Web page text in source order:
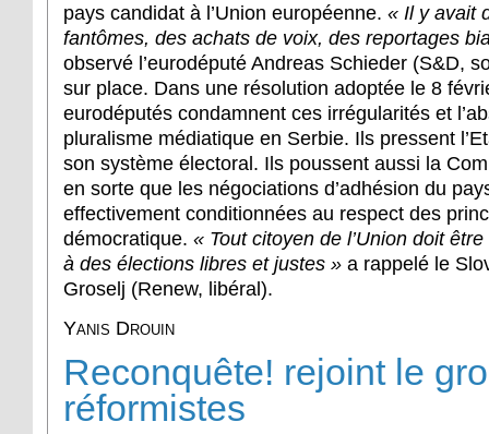
pays candidat à l’Union européenne. « Il y avait
fantômes, des achats de voix, des reportages
observé l’eurodéputé Andreas Schieder (S&D,
sur place. Dans une résolution adoptée le 8
eurodéputés condamnent ces irrégularités et
pluralisme médiatique en Serbie. Ils pressent
son système électoral. Ils poussent aussi la
en sorte que les négociations d’adhésion du
effectivement conditionnées au respect des
démocratique. « Tout citoyen de l’Union doit
à des élections libres et justes » a rappelé le
Groselj (Renew, libéral).
Yanis Drouin
Reconquête! rejoint le
réformistes